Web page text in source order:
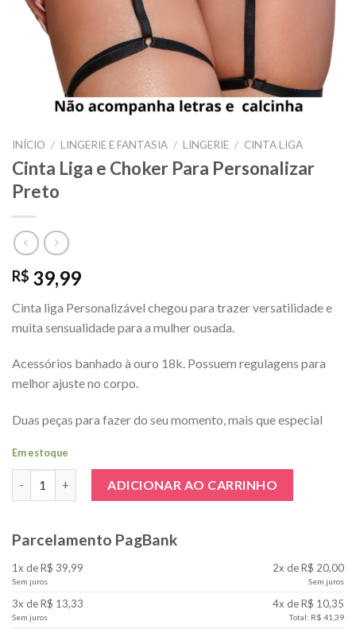
INÍCIO / LINGERIE E FANTASIA / LINGERIE / CINTA LIGA
Cinta Liga e Choker Para Personalizar
Preto
R$ 39,99
Cinta liga Personalizável chegou para trazer versatilidade e
muita sensualidade para a mulher ousada.
Acessórios banhado à ouro 18k. Possuem regulagens para
melhor ajuste no corpo.
Duas peças para fazer do seu momento, mais que especial
Em estoque
ADICIONAR AO CARRINHO
Parcelamento PagBank
1x de R$ 39,99
Sem juros
2x de R$ 20,00
Sem juros
3x de R$ 13,33
Sem juros
4x de R$ 10,35
Total: R$ 41,39